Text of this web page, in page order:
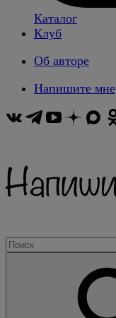
Каталог
Клуб
Об авторе
Напишите мне